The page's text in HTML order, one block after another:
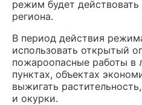
режим будет
региона.
В период действия
использовать открытый
пожароопасные работы в
пунктах, объектах
выжигать
и окурки.